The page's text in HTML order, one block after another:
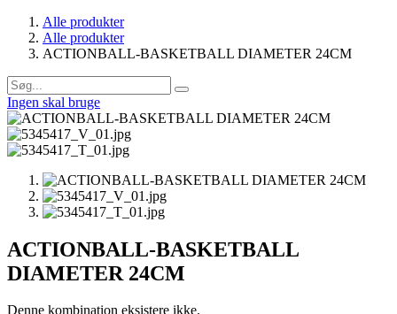
Alle produkter
Alle produkter
ACTIONBALL-BASKETBALL DIAMETER 24CM
Ingen skal bruge
ACTIONBALL-BASKETBALL
DIAMETER 24CM
Denne kombination eksistere ikke.